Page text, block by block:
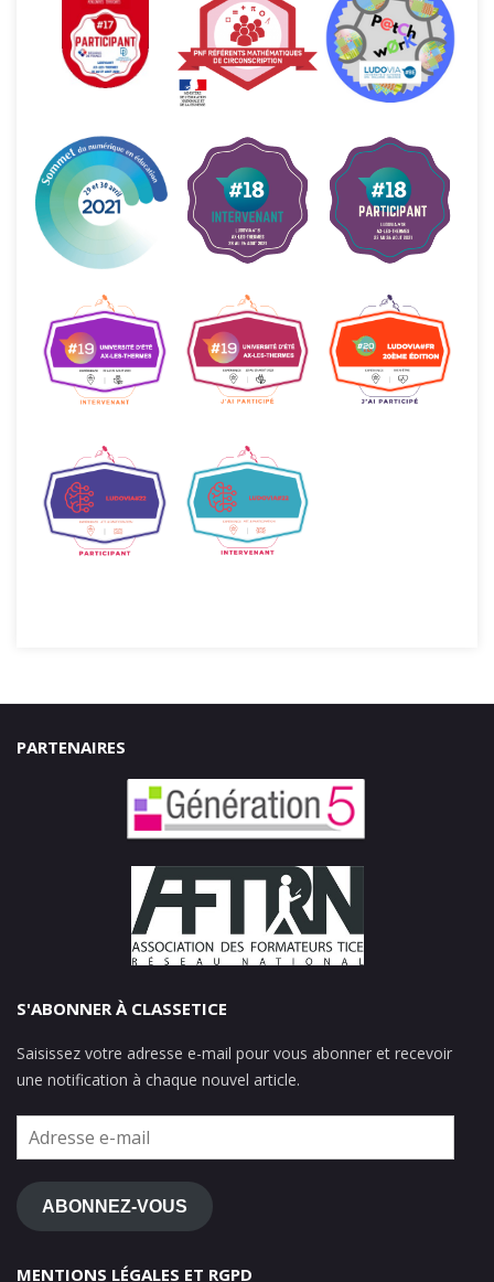
PARTENAIRES
S'ABONNER À CLASSETICE
Saisissez votre adresse e-mail pour vous abonner et recevoir
une notification à chaque nouvel article.
Adresse
e-
mail
ABONNEZ-VOUS
MENTIONS LÉGALES ET RGPD